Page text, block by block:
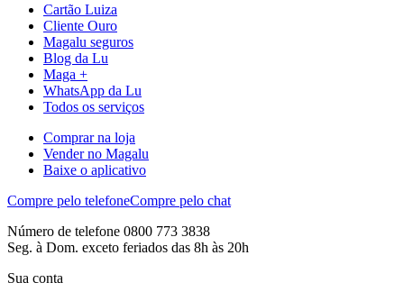
Cartão Luiza
Cliente Ouro
Magalu seguros
Blog da Lu
Maga +
WhatsApp da Lu
Todos os serviços
Comprar na loja
Vender no Magalu
Baixe o aplicativo
Compre pelo telefoneCompre pelo chat
Número de telefone 0800 773 3838
Seg. à Dom. exceto feriados das 8h às 20h
Sua conta